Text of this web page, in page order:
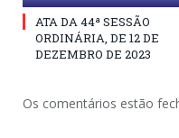
ATA DA 44ª SESSÃO
ORDINÁRIA, DE 12 DE
DEZEMBRO DE 2023
Os comentários estão